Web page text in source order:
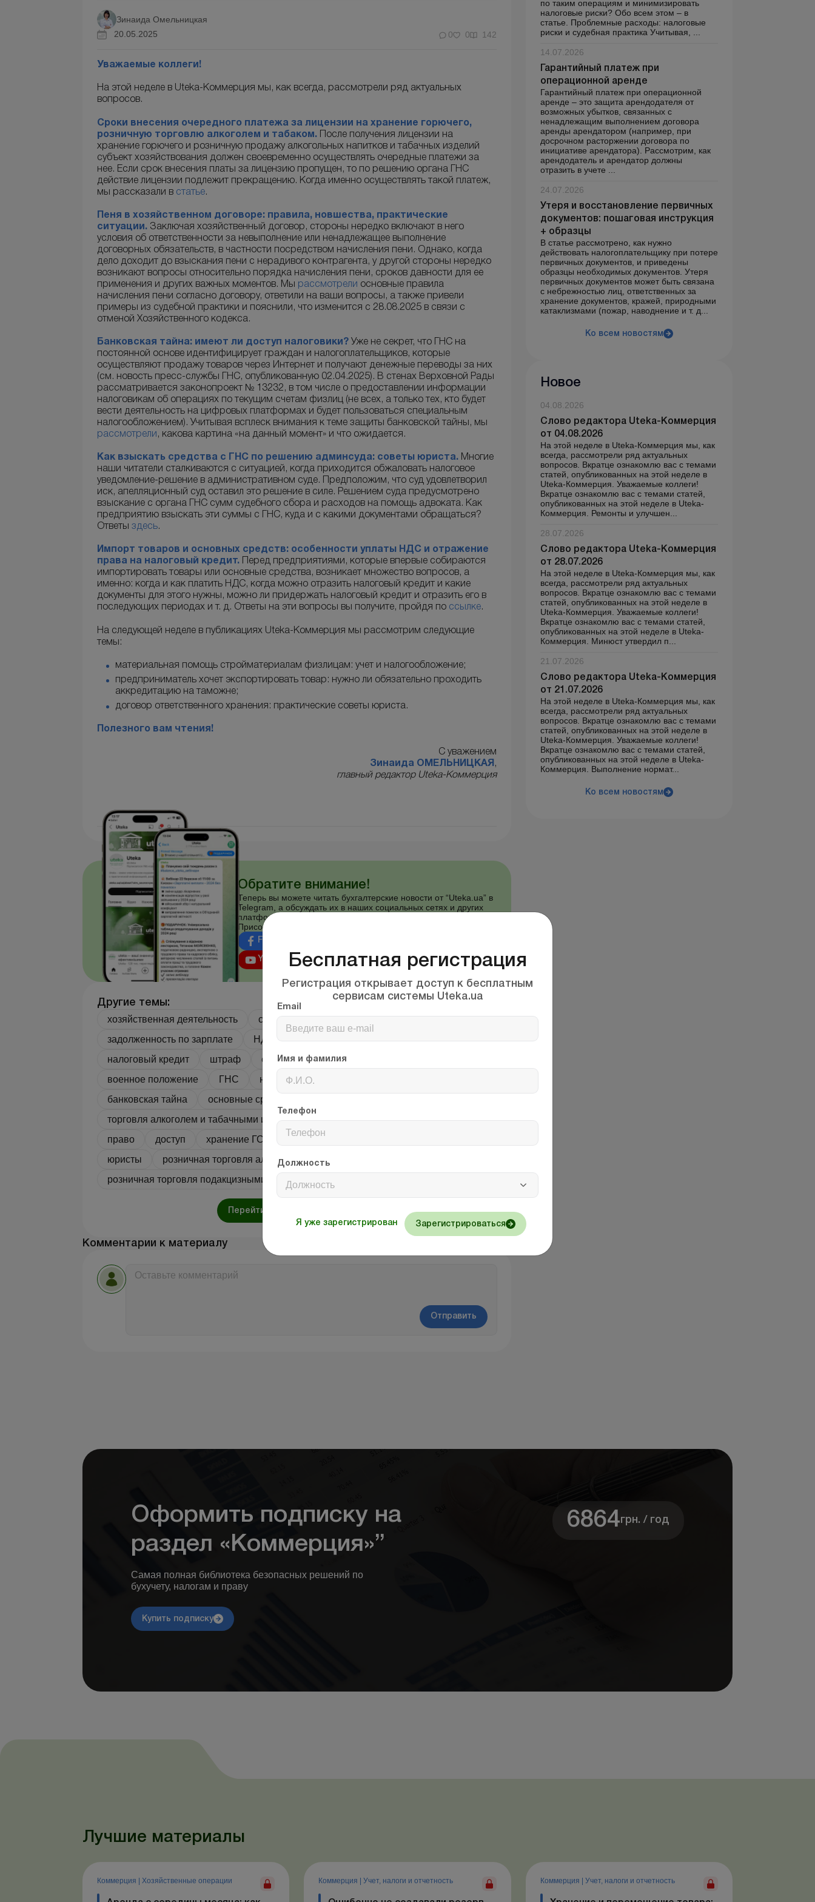
Зинаида Омельницкая
20.05.2025
0 0 142
Уважаемые коллеги!
На этой неделе в Uteka-Коммерция мы, как всегда, рассмотрели ряд актуальных
вопросов.
Сроки внесения очередного платежа за лицензии на хранение горючего,
розничную торговлю алкоголем и табаком.
После получения лицензии на
хранение горючего и розничную продажу алкогольных напитков и табачных изделий
субъект хозяйствования должен своевременно осуществлять очередные платежи за
нее. Если срок внесения платы за лицензию пропущен, то по решению органа ГНС
действие лицензии подлежит прекращению. Когда именно осуществлять такой платеж,
мы рассказали в статье.
Пеня в хозяйственном договоре: правила, новшества, практические
ситуации. Заключая хозяйственный договор, стороны нередко включают в него
условия об ответственности за невыполнение или ненадлежащее выполнение
договорных обязательств, в частности посредством начисления пени. Однако, когда
дело доходит до взыскания пени с нерадивого контрагента, у другой стороны нередко
возникают вопросы относительно порядка начисления пени, сроков давности для ее
применения и других важных моментов. Мы рассмотрели основные правила
начисления пени согласно договору, ответили на ваши вопросы, а также привели
примеры из судебной практики и пояснили, что изменится с 28.08.2025 в связи с
отменой Хозяйственного кодекса.
Банковская тайна: имеют ли доступ налоговики? Уже не секрет, что ГНС на
постоянной основе идентифицирует граждан и налогоплательщиков, которые
осуществляют продажу товаров через Интернет и получают денежные переводы за них
(см. новость пресс-службы ГНС, опубликованную 02.04.2025). В стенах Верховной Рады
рассматривается законопроект № 13232, в том числе о предоставлении информации
налоговикам об операциях по текущим счетам физлиц (не всех, а только тех, кто будет
вести деятельность на цифровых платформах и будет пользоваться специальным
налогообложением). Учитывая всплеск внимания к теме защиты банковской тайны, мы
рассмотрели , какова картина «на данный момент» и что ожидается.
Как взыскать средства с ГНС по решению админсуда: советы юриста. Многие
наши читатели сталкиваются с ситуацией, когда приходится обжаловать налоговое
уведомление-решение в административном суде. Предположим, что суд удовлетворил
иск, апелляционный суд оставил это решение в силе. Решением суда предусмотрено
взыскание с органа ГНС сумм судебного сбора и расходов на помощь адвоката. Как
предприятию взыскать эти суммы с ГНС, куда и с какими документами обращаться?
Ответы здесь.
Импорт товаров и основных средств: особенности уплаты НДС и отражение
права на налоговый кредит.
Перед предприятиями, которые впервые собираются
импортировать товары или основные средства, возникает множество вопросов, а
именно: когда и как платить НДС, когда можно отразить налоговый кредит и какие
документы для этого нужны, можно ли придержать налоговый кредит и отразить его в
последующих периодах и т. д. Ответы на эти вопросы вы получите, пройдя по ссылке.
На следующей неделе в публикациях Uteka-Коммерция мы рассмотрим следующие
темы:
материальная помощь стройматериалам физлицам: учет и налогообложение;
предприниматель хочет экспортировать товар: нужно ли обязательно проходить
аккредитацию на таможне;
договор ответственного хранения: практические советы юриста.
Полезного вам чтения!
С уважением
Зинаида ОМЕЛЬНИЦКАЯ ,
главный редактор Uteka-Коммерция
Обратите внимание!
Теперь вы можете читать бухгалтерские новости от “Uteka.ua” в
Telegram, а обсуждать их в наших социальных сетях и других
платформах.
Присоединяйтесь и узнавайте самые важные новости первыми!
Facebook
YouTube
Другие темы:
хозяйственная деятельность средства
налоговая
задолженность по зарплате
НДС импорт
хоздоговор
налоговый кредит
штраф ошибка пеня
военное положение
ГНС налогоплательщик
банковская тайна
основные средства
торговля алкоголем и табачными изделиями
уведомление о приеме на работу
право
доступ хранение ГСМ лицензия
юристы
розничная торговля алкоголем
розничная торговля подакцизными товарами
Перейти ко всем материалам
Комментарии к материалу
Отправить
по таким операциям и минимизировать
налоговые риски? Обо всем этом – в
статье. Проблемные расходы: налоговые
риски и судебная практика Учитывая, ...
14.07.2026
Гарантийный платеж при
операционной аренде
Гарантийный платеж при операционной
аренде – это защита арендодателя от
возможных убытков, связанных с
ненадлежащим выполнением договора
аренды арендатором (например, при
досрочном расторжении договора по
инициативе арендатора). Рассмотрим, как
арендодатель и арендатор должны
отразить в учете ...
24.07.2026
Утеря и восстановление первичных
документов: пошаговая инструкция
+ образцы
В статье рассмотрено, как нужно
действовать налогоплательщику при потере
первичных документов, и приведены
образцы необходимых документов. Утеря
первичных документов может быть связана
с небрежностью лиц, ответственных за
хранение документов, кражей, природными
катаклизмами (пожар, наводнение и т. д...
Ко всем новостям
Новое
04.08.2026
Слово редактора Uteka-Коммерция
от 04.08.2026
На этой неделе в Uteka-Коммерция мы, как
всегда, рассмотрели ряд актуальных
вопросов. Вкратце ознакомлю вас с темами
статей, опубликованных на этой неделе в
Uteka-Коммерция. Уважаемые коллеги!
Вкратце ознакомлю вас с темами статей,
опубликованных на этой неделе в Uteka-
Коммерция. Ремонты и улучшен...
28.07.2026
Слово редактора Uteka-Коммерция
от 28.07.2026
На этой неделе в Uteka-Коммерция мы, как
всегда, рассмотрели ряд актуальных
вопросов. Вкратце ознакомлю вас с темами
статей, опубликованных на этой неделе в
Uteka-Коммерция. Уважаемые коллеги!
Вкратце ознакомлю вас с темами статей,
опубликованных на этой неделе в Uteka-
Коммерция. Минюст утвердил п...
21.07.2026
Слово редактора Uteka-Коммерция
от 21.07.2026
На этой неделе в Uteka-Коммерция мы, как
всегда, рассмотрели ряд актуальных
вопросов. Вкратце ознакомлю вас с темами
статей, опубликованных на этой неделе в
Uteka-Коммерция. Уважаемые коллеги!
Вкратце ознакомлю вас с темами статей,
опубликованных на этой неделе в Uteka-
Коммерция. Выполнение нормат...
Ко всем новостям
Оформить подписку на
раздел «Коммерция»”
Самая полная библиотека безопасных решений по
бухучету, налогам и праву
Купить подписку
6864грн. / год
Лучшие материалы
Коммерция | Хозяйственные операции Коммерция | Учет, налоги и отчетность Коммерция | Учет, налоги и отчетность
Бесплатная регистрация
Регистрация открывает доступ к бесплатным
сервисам системы Uteka.ua
Email
Имя и фамилия
Телефон
Должность
Должность
Я уже зарегистрирован Зарегистрироваться